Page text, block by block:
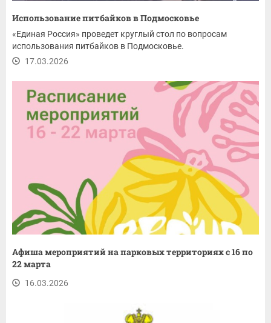
Использование питбайков в Подмосковье
«Единая Россия» проведет круглый стол по вопросам
использования питбайков в Подмосковье.
17.03.2026
Афиша мероприятий на парковых территориях с 16 по
22 марта
16.03.2026